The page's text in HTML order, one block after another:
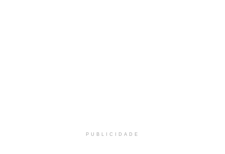
PUBLICIDADE